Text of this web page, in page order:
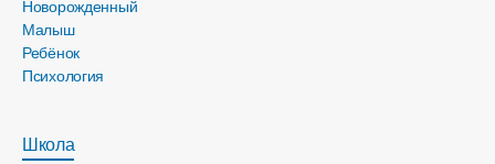
Новорожденный
Малыш
Ребёнок
Психология
Школа